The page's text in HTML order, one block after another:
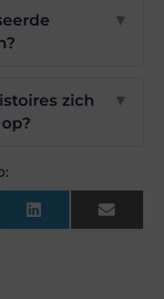
▼
zich
▼
LinkedInEmail